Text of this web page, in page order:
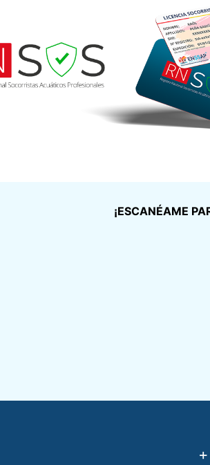
¡ESCANÉAME